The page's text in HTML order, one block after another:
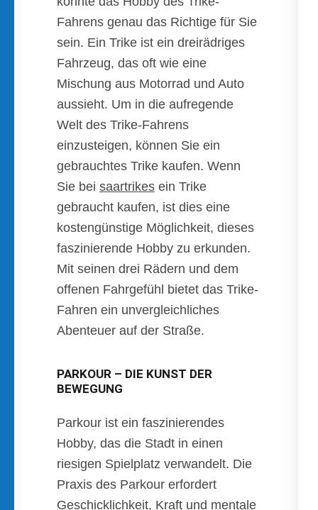
Fahrens genau das Richtige für Sie
sein. Ein Trike ist ein dreirädriges
Fahrzeug, das oft wie eine
Mischung aus Motorrad und Auto
aussieht. Um in die aufregende
Welt des Trike-Fahrens
einzusteigen, können Sie ein
gebrauchtes Trike kaufen. Wenn
Sie bei saartrikes ein Trike
gebraucht kaufen, ist dies eine
kostengünstige Möglichkeit, dieses
faszinierende Hobby zu erkunden.
Mit seinen drei Rädern und dem
offenen Fahrgefühl bietet das Trike-
Fahren ein unvergleichliches
Abenteuer auf der Straße.
PARKOUR – DIE KUNST DER
BEWEGUNG
Parkour ist ein faszinierendes
Hobby, das die Stadt in einen
riesigen Spielplatz verwandelt. Die
Praxis des Parkour erfordert
Geschicklichkeit, Kraft und mentale